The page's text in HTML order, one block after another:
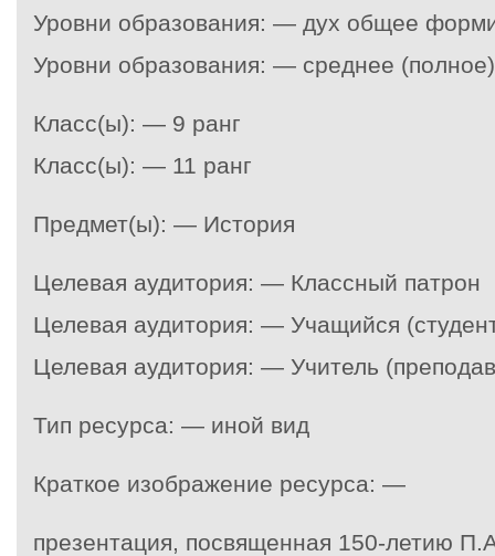
Уровни образования: — дух общее
Уровни образования: — среднее
Класс(ы): — 9 ранг
Класс(ы): — 11 ранг
Предмет(ы): — История
Целевая аудитория: — Классный патрон
Целевая аудитория: — Учащийся
Целевая аудитория: — Учитель
Тип ресурса: — иной вид
Краткое изображение ресурса: —
презентация, посвященная 150-летию